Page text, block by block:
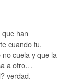
han
cuando tu,
cuela y que la
a otro…
verdad.